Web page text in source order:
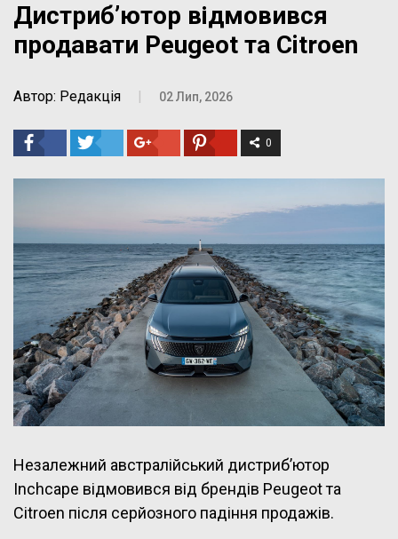
Дистриб’ютор відмовився
продавати Peugeot та Citroen
Автор: Редакція | 02 Лип, 2026
0
Незалежний австралійський дистриб’ютор
Inchcape відмовився від брендів Peugeot та
Citroen після серйозного падіння продажів.